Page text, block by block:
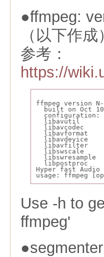
●ffmpeg:
（以下作成
参考：
https://
ffmpeg version
built on Oct
configuration:
libavutil
libavcodec
libavformat
libavdevice
libavfilter
libswscale
libswresample
libpostproc
Hyper fast Audio
usage:
Use -h to
ffmpeg'